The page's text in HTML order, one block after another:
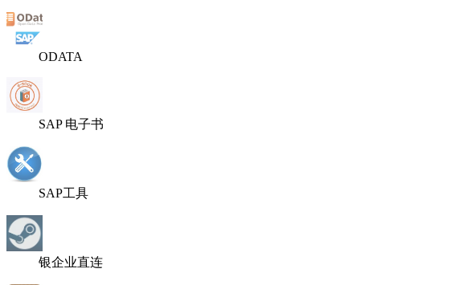
ODATA
SAP 电子书
SAP工具
银企业直连